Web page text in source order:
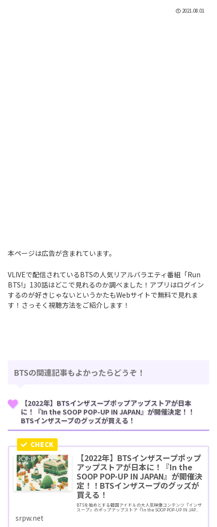
2021.08.01
本ページは広告が含まれています。
VLIVEで配信されているBTSの人気リアルバラエティ番組「Run
BTS!」130話はどこで見れるのか調べました！アプリはログイン
するのが好きじゃないというかたもWebサイトで無料で見れま
す！さっそく視聴方法をご紹介します！
BTSの関連記事もよかったらどうぞ！
【2022年】BTSインザスープポップアップストアが日本
に！『In the SOOP POP-UP IN JAPAN』が開催決定！！
BTSインザスープのグッズが買える！
【2022年】BTSインザスープポップ
アップストアが日本に！『In the
SOOP POP-UP IN JAPAN』が開催決
定！！BTSインザスープのグッズが
買える！
BTSを始めとする韓国アイドルの大人気映像コンテンツ『インザ
スープ』のポップアップストア『In the SOOP POP-UP IN JAP...
srpw.net